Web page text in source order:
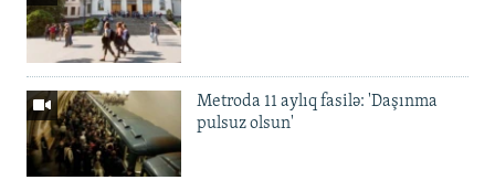
Metroda 11 aylıq fasilə: 'Daşınma
pulsuz olsun'